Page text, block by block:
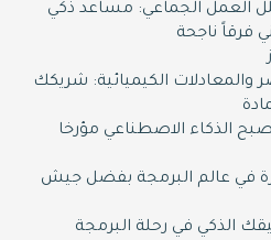
العمل الجماعي: مساعد ذكي
فرقاً ناجحة
والمعادلات الكيميائية: شريكك
الذكاء الاصطناعي مؤرخا
في عالم البرمجة بفضل جيش
الذكي في رحلة البرمجة